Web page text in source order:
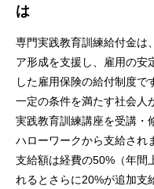
は
専門実践教育訓練給付金は
ア形成を支援し、雇用の安
した雇用保険の給付制度で
一定の条件を満たす社会人
実践教育訓練講座を受講・
ハローワークから支給され
支給額は経費の50%（年間
れるとさらに20%が追加支